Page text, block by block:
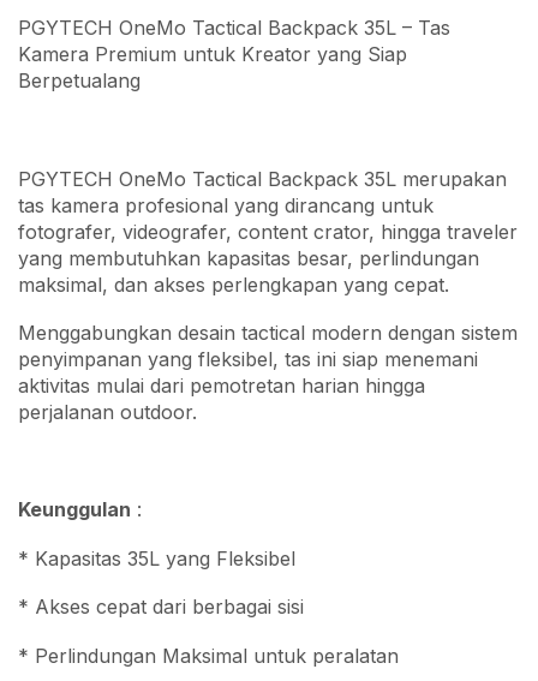
PGYTECH OneMo Tactical Backpack 35L – Tas
Kamera Premium untuk Kreator yang Siap
Berpetualang
PGYTECH OneMo Tactical Backpack 35L merupakan
tas kamera profesional yang dirancang untuk
fotografer, videografer, content crator, hingga traveler
yang membutuhkan kapasitas besar, perlindungan
maksimal, dan akses perlengkapan yang cepat.
Menggabungkan desain tactical modern dengan sistem
penyimpanan yang fleksibel, tas ini siap menemani
aktivitas mulai dari pemotretan harian hingga
perjalanan outdoor.
Keunggulan :
* Kapasitas 35L yang Fleksibel
* Akses cepat dari berbagai sisi
* Perlindungan Maksimal untuk peralatan